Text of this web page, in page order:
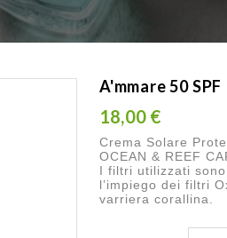
A'mmare 50 SPF
18,00 €
Crema Solare
OCEAN & REEF
I filtri utilizzati
l’impiego dei filtri
varriera corallina.